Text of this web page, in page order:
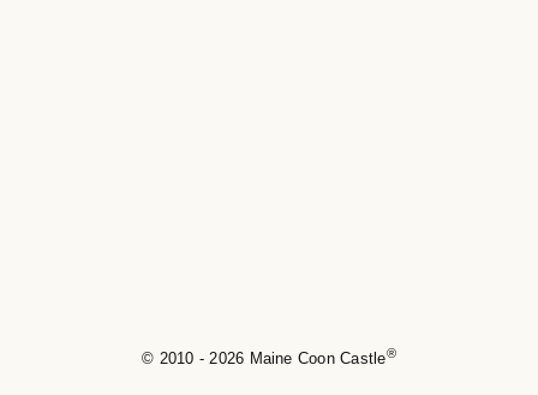
© 2010 - 2026 Maine Coon Castle®